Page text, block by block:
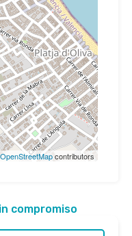
OpenStreetMapcontributors
compromiso